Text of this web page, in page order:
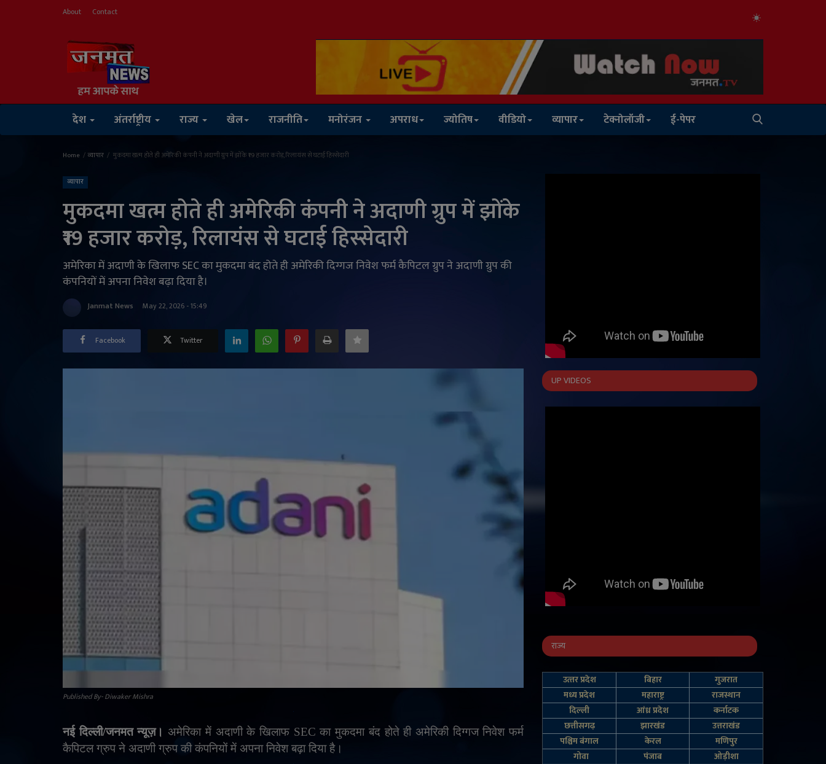
About Contact
देश अंतर्राष्ट्रीय राज्य खेल राजनीति मनोरंजन अपराध ज्योतिष वीडियो व्यापार टेक्नोलॉजी ई-पेपर
Home व्यापार मुकदमा खत्म होते ही अमेरिकी कंपनी ने अदाणी ग्रुप में झोंके ₹19 हजार करोड़, रिलायंस से घटाई हिस्सेदारी
व्यापार
मुकदमा खत्म होते ही अमेरिकी कंपनी ने अदाणी ग्रुप में झोंके
₹19 हजार करोड़, रिलायंस से घटाई हिस्सेदारी
अमेरिका में अदाणी के खिलाफ SEC का मुकदमा बंद होते ही अमेरिकी दिग्गज निवेश फर्म कैपिटल ग्रुप ने अदाणी ग्रुप की
कंपनियों में अपना निवेश बढ़ा दिया है।
Janmat News May 22, 2026 - 15:49
Facebook Twitter
Published By- Diwaker Mishra
नई दिल्ली/जनमत न्यूज़। अमेरिका में अदाणी के खिलाफ SECका मुकदमा बंद होते ही अमेरिकी दिग्गज निवेश फर्म
कैपिटल ग्रुप ने अदाणी ग्रुप की कंपनियों में अपना निवेश बढ़ा दिया है।
UP VIDEOS
राज्य
उत्‍तर प्रदेश बिहार
गुजरात
मध्य प्रदेश
महाराष्ट्र
राजस्थान
दिल्‍ली
आंध्र प्रदेश
कर्नाटक
छत्तीसगढ़
झारखंड
उत्तराखंड
पश्चिम बंगाल
केरल
मणिपुर
गोवा
पंजाब
ओड़ीशा